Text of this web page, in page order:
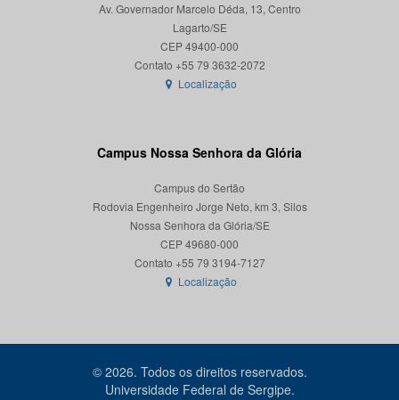
Av. Governador Marcelo Déda, 13, Centro
Lagarto/SE
CEP 49400-000
Localização
Campus Nossa Senhora da Glória
Campus do Sertão
Rodovia Engenheiro Jorge Neto, km 3, Silos
Nossa Senhora da Glória/SE
CEP 49680-000
Contato +55 79 3194-7127
Localização
© 2026. Todos os direitos reservados.
Universidade Federal de Sergipe.